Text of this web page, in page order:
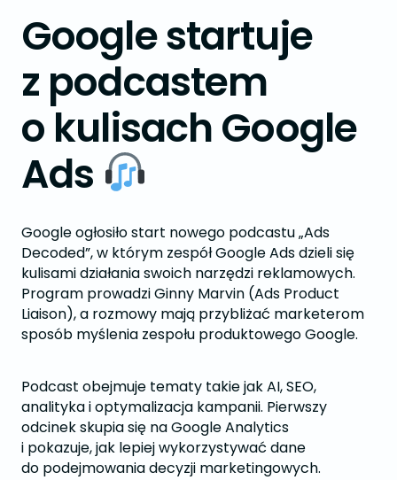
Google startuje
z podcastem
o kulisach Google
Ads
Google ogłosiło start nowego podcastu „Ads
Decoded”, w którym zespół Google Ads dzieli się
kulisami działania swoich narzędzi reklamowych.
Program prowadzi Ginny Marvin (Ads Product
Liaison), a rozmowy mają przybliżać marketerom
sposób myślenia zespołu produktowego Google.
Podcast obejmuje tematy takie jak AI, SEO,
analityka i optymalizacja kampanii. Pierwszy
odcinek skupia się na Google Analytics
i pokazuje, jak lepiej wykorzystywać dane
do podejmowania decyzji marketingowych.